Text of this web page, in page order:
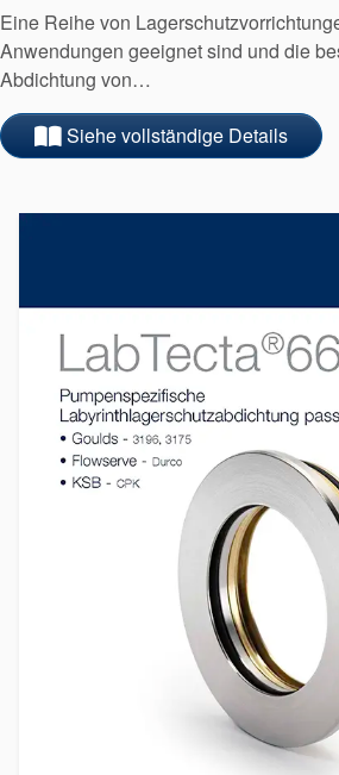
Akademie
Produktbroschüren
Video
Eine Reihe von
Anwendungen geeignet sind und die
Abdichtung von…
Siehe vollständige Details